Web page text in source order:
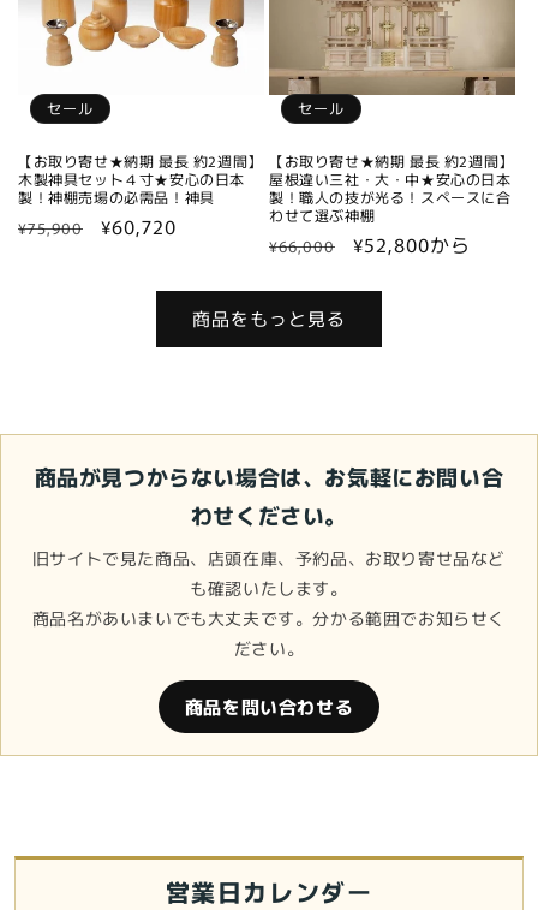
セール
【お取り寄せ★納期 最長 約2週間】
木製神具セット４寸★安心の日本
製！神棚売場の必需品！神具
通
¥75,900
セ
¥60,720
セール
【お取り寄せ★納期 最長 約2週間】
屋根違い三社・大・中★安心の日本
製！職人の技が光る！スペースに合
わせて選ぶ神棚
通
格
¥66,000
セ
¥52,800から
商品をもっと見る
商品が見つからない場合は、お気軽にお問い合
わせください。
旧サイトで見た商品、店頭在庫、予約品、お取り寄せ品など
も確認いたします。
商品名があいまいでも大丈夫です。分かる範囲でお知らせく
ださい。
商品を問い合わせる
営業日カレンダー